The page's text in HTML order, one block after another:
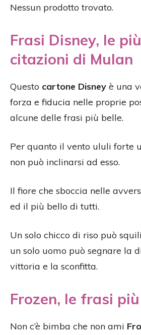
Nessun prodotto trovato.
Frasi Disney, le
citazioni di Mulan
Questo cartone Disney è una
forza e fiducia nelle proprie
alcune delle frasi più belle.
Per quanto il vento ululi forte
non può inclinarsi ad esso.
Il fiore che sboccia nelle
ed il più bello di tutti.
Un solo chicco di riso può
un solo uomo può segnare la
vittoria e la sconfitta.
Frozen, le frasi
Non c’è bimba che non ami